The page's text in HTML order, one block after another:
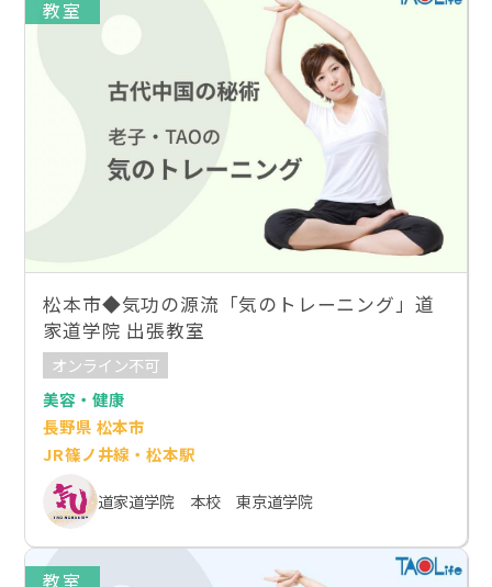
教室
松本市◆気功の源流「気のトレーニング」道
家道学院 出張教室
オンライン不可
美容・健康
長野県 松本市
JR篠ノ井線・松本駅
道家道学院 本校 東京道学院
教室